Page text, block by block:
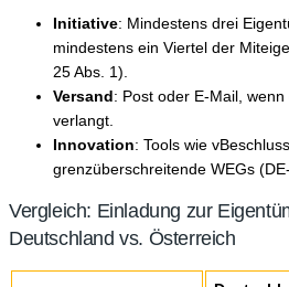
Initiative: Mindestens drei
mindestens ein Viertel der
25 Abs. 1).
Versand: Post oder E-Mail,
verlangt.
Innovation: Tools wie
grenzüberschreitende WEGs (DE-
Vergleich: Einladung zur
Deutschland vs. Österreich